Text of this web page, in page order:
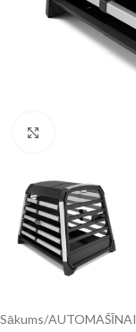
Sākums/AUTOMAŠĪNAI